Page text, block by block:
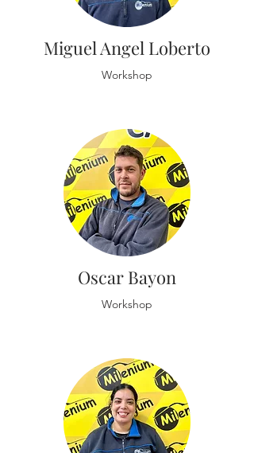
Miguel Angel Loberto
Workshop
Oscar Bayon
Workshop